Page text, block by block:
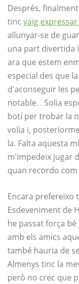
Després,
tinc vaig
allunyar-se de
una part divertida
ara que estem
especial des que
d'aconseguir les
notable. . Solia
botí per trobar la
volia i,
la. Falta aquesta
m'impedeix jugar
quan recordo com
Encara prefereixo
Esdeveniment de
he passat força
amb els amics
també hauria de
Almenys tinc la
però no crec que